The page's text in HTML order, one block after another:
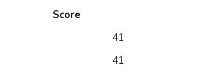
Score
41
41